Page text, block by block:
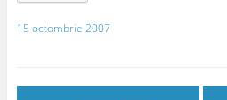
15 octombrie 2007